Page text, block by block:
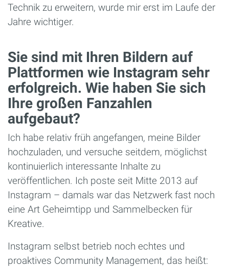
Technik zu erweitern, wurde mir erst im Laufe der
Jahre wichtiger.
Sie sind mit Ihren Bildern auf
Plattformen wie Instagram sehr
erfolgreich. Wie haben Sie sich
Ihre großen Fanzahlen
aufgebaut?
Ich habe relativ früh angefangen, meine Bilder
hochzuladen, und versuche seitdem, möglichst
kontinuierlich interessante Inhalte zu
veröffentlichen. Ich poste seit Mitte 2013 auf
Instagram – damals war das Netzwerk fast noch
eine Art Geheimtipp und Sammelbecken für
Kreative.
Instagram selbst betrieb noch echtes und
proaktives Community Management, das heißt: